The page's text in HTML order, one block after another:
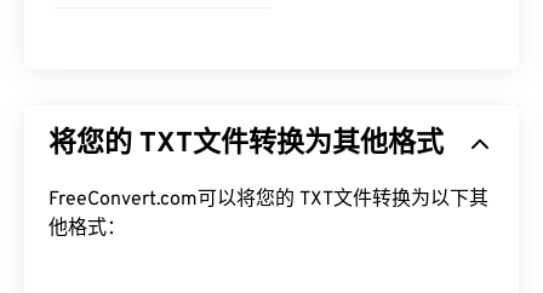
将您的 TXT文件转换为其他格式
FreeConvert.com可以将您的 TXT文件转换为以下其
他格式：